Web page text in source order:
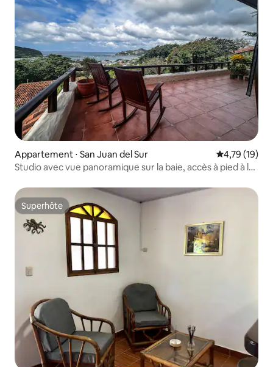
Appartement ⋅ San Juan del Sur Évaluation
4,79 (19)
Studio avec vue panoramique sur la baie, accès à pied à la
Superhôte
Superhôte